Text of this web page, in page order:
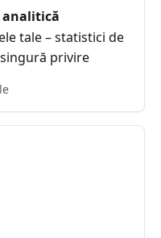
analitică
tale – statistici de
privire